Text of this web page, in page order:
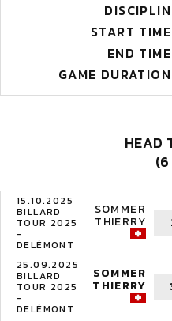
DISCIPLIN
START TIME
END TIME
GAME DURATION
HEAD
15.10.2025
BILLARD
TOUR 2025
-
DELÉMONT
SOMMER
THIERRY
25.09.2025
BILLARD
TOUR 2025
-
DELÉMONT
SOMMER
THIERRY